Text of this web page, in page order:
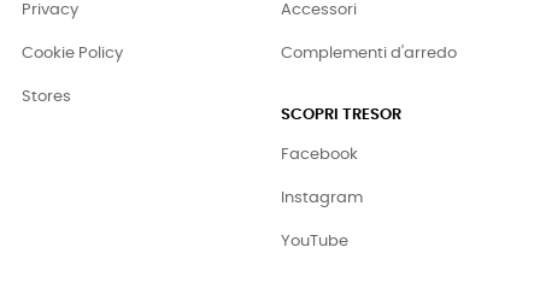
Privacy
Cookie Policy
Stores
Accessori
Complementi d'arredo
SCOPRI TRESOR
Facebook
Instagram
YouTube